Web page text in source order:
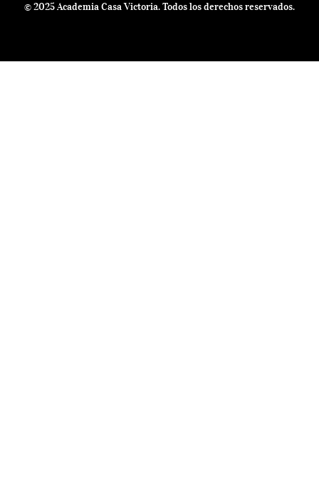
© 2025 Academia Casa Victoria. Todos los derechos reservados.